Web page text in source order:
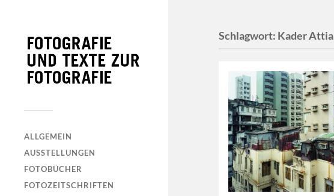
ALLGEMEIN
AUSSTELLUNGEN
FOTOBÜCHER
FOTOZEITSCHRIFTEN
Schlagwort: Kader Attia